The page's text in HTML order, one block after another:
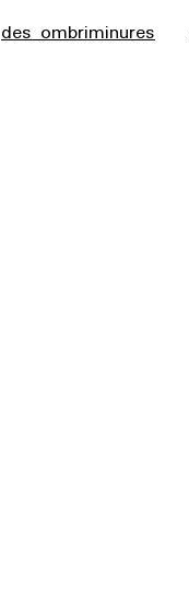
des ombriminures